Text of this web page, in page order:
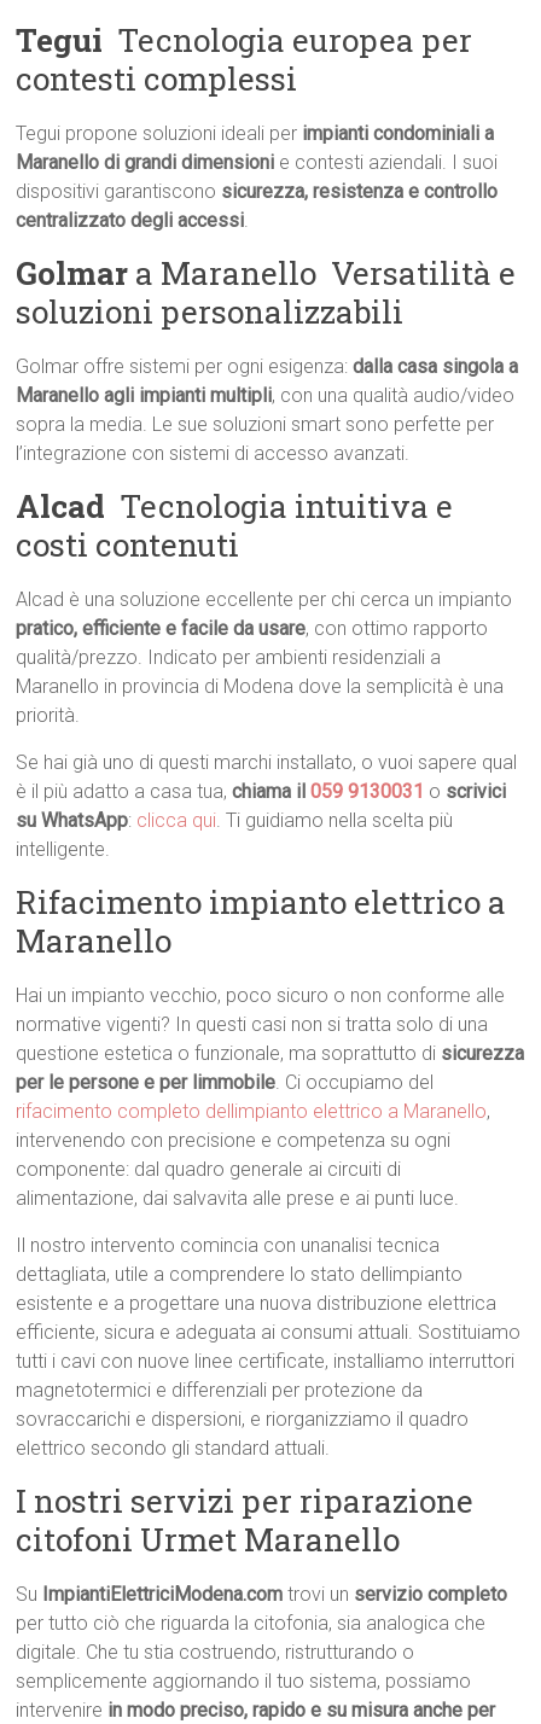
Tegui  Tecnologia europea per
contesti complessi
Tegui propone soluzioni ideali per impianti condominiali a
Maranello di grandi dimensioni e contesti aziendali. I suoi
dispositivi garantiscono sicurezza, resistenza e controllo
centralizzato degli accessi.
Golmar a Maranello  Versatilità e
soluzioni personalizzabili
Golmar offre sistemi per ogni esigenza:dalla casa singola a
Maranello agli impianti multipli, con una qualità audio/video
sopra la media. Le sue soluzioni smart sono perfette per
l’integrazione con sistemi di accesso avanzati.
Alcad  Tecnologia intuitiva e
costi contenuti
Alcad è una soluzione eccellente per chi cerca un impianto
pratico, efficiente e facile da usare, con ottimo rapporto
qualità/prezzo. Indicato per ambienti residenziali a
Maranello in provincia di Modena dove la semplicità è una
priorità.
Se hai già uno di questi marchi installato, o vuoi sapere qual
è il più adatto a casa tua,chiama il059 9130031 o scrivici
su WhatsApp: clicca qui. Ti guidiamo nella scelta più
intelligente.
Rifacimento impianto elettrico a
Maranello
Hai un impianto vecchio, poco sicuro o non conforme alle
normative vigenti? In questi casi non si tratta solo di una
questione estetica o funzionale, ma soprattutto di sicurezza
per le persone e per limmobile. Ci occupiamo del
rifacimento completo dellimpianto elettrico a Maranello,
intervenendo con precisione e competenza su ogni
componente: dal quadro generale ai circuiti di
alimentazione, dai salvavita alle prese e ai punti luce.
Il nostro intervento comincia con unanalisi tecnica
dettagliata, utile a comprendere lo stato dellimpianto
esistente e a progettare una nuova distribuzione elettrica
efficiente, sicura e adeguata ai consumi attuali. Sostituiamo
tutti i cavi con nuove linee certificate, installiamo interruttori
magnetotermici e differenziali per protezione da
sovraccarichi e dispersioni, e riorganizziamo il quadro
elettrico secondo gli standard attuali.
I nostri servizi per riparazione
citofoni Urmet Maranello
Su ImpiantiElettriciModena.com trovi un servizio completo
per tutto ciò che riguarda la citofonia, sia analogica che
digitale. Che tu stia costruendo, ristrutturando o
semplicemente aggiornando il tuo sistema, possiamo
intervenire in modo preciso, rapido e su misura anche per